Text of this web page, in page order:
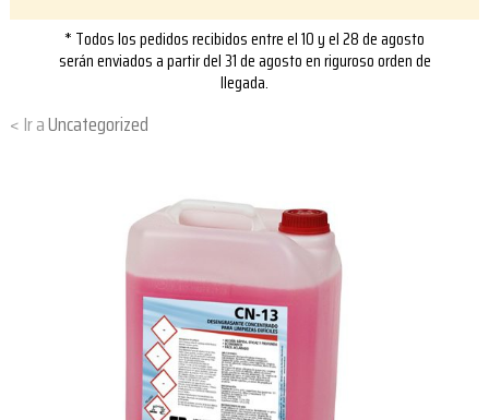
* Todos los pedidos recibidos entre el 10 y el 28 de agosto
serán enviados a partir del 31 de agosto en riguroso orden de
llegada.
Uncategorized